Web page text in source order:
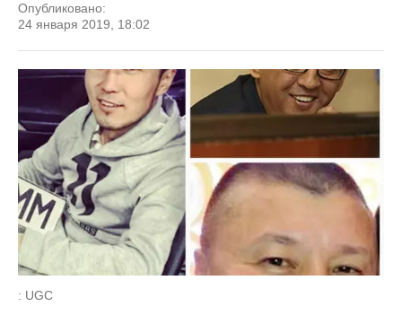
Опубликовано:
24 января 2019, 18:02
: UGC